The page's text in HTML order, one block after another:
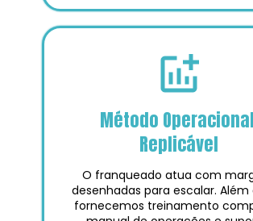
Método Operacional
Replicável
desenhadas para escalar. Além
fornecemos treinamento